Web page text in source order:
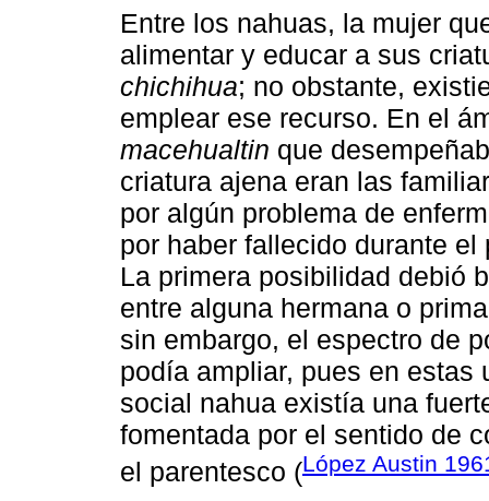
Entre los nahuas, la mujer
alimentar y educar a sus
chichihua; no obstante,
emplear ese recurso. En el
macehualtin que
criatura ajena eran las
por algún problema de
por haber fallecido durante
La primera posibilidad debió
entre alguna hermana o
sin embargo, el espectro de
podía ampliar, pues en estas
social nahua existía una
fomentada por el sentido de
el parentesco (López Austin